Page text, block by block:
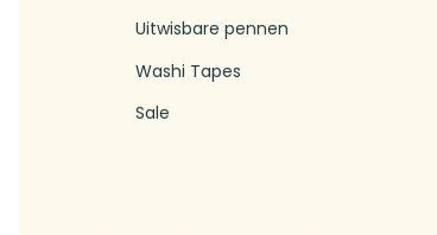
Uitwisbare pennen
Washi Tapes
Sale